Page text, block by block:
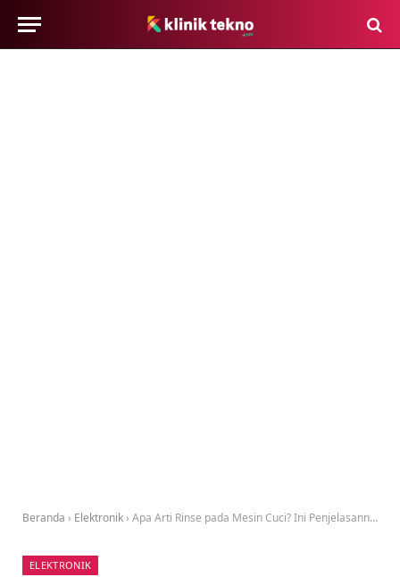
Beranda › Elektronik › Apa Arti Rinse pada Mesin Cuci? Ini Penjelasannya!
ELEKTRONIK